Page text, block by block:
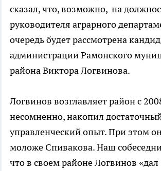
сказал, что, возможно, на
руководителя аграрного
очередь будет рассмотрена
администрации Рамонского
района Виктора Логвинова.
Логвинов возглавляет район с
несомненно, накопил
управленческий опыт. При этом
моложе Спивакова. Наш
что в своем районе Логвинов «дал